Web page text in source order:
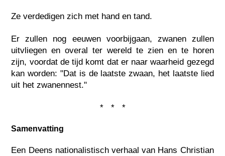
Ze verdedigen zich met hand en tand.
Er zullen nog eeuwen voorbijgaan, zwanen zullen
uitvliegen en overal ter wereld te zien en te horen
zijn, voordat de tijd komt dat er naar waarheid gezegd
kan worden: "Dat is de laatste zwaan, het laatste lied
uit het zwanennest."
* * *
Samenvatting
Een Deens nationalistisch verhaal van Hans Christian